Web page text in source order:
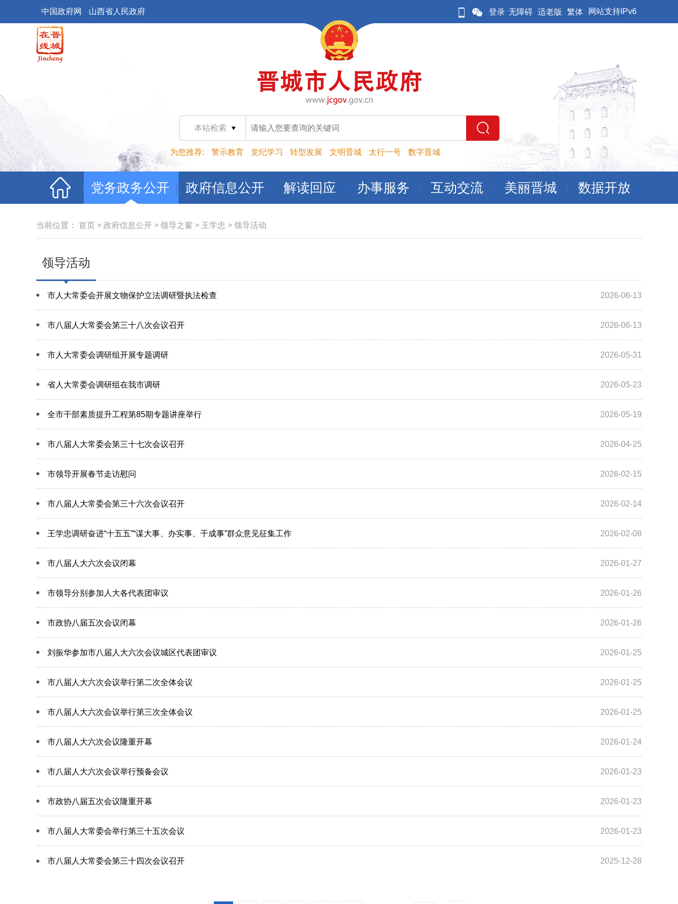
中国政府网 山西省人民政府 登录 无障碍 适老版 繁体 网站支持IPv6
本站检索
为您推荐: 警示教育 党纪学习 转型发展 文明晋城 太行一号 数字晋城
党务政务公开 政府信息公开 解读回应 办事服务 互动交流 美丽晋城 数据开放
当前位置： 首页 > 政府信息公开 > 领导之窗 > 王学忠 > 领导活动
领导活动
2026-06-13
市人大常委会开展文物保护立法调研暨执法检查
2026-06-13
市八届人大常委会第三十八次会议召开
2026-05-31
市人大常委会调研组开展专题调研
2026-05-23
省人大常委会调研组在我市调研
2026-05-19
全市干部素质提升工程第85期专题讲座举行
2026-04-25
市八届人大常委会第三十七次会议召开
2026-02-15
市领导开展春节走访慰问
2026-02-14
市八届人大常委会第三十六次会议召开
2026-02-08
王学忠调研奋进“十五五”“谋大事、办实事、干成事”群众意见征集工作
2026-01-27
市八届人大六次会议闭幕
2026-01-26
市领导分别参加人大各代表团审议
2026-01-26
市政协八届五次会议闭幕
2026-01-25
刘振华参加市八届人大六次会议城区代表团审议
2026-01-25
市八届人大六次会议举行第二次全体会议
2026-01-25
市八届人大六次会议举行第三次全体会议
2026-01-24
市八届人大六次会议隆重开幕
2026-01-23
市八届人大六次会议举行预备会议
2026-01-23
市政协八届五次会议隆重开幕
2026-01-23
市八届人大常委会举行第三十五次会议
2025-12-28
市八届人大常委会第三十四次会议召开